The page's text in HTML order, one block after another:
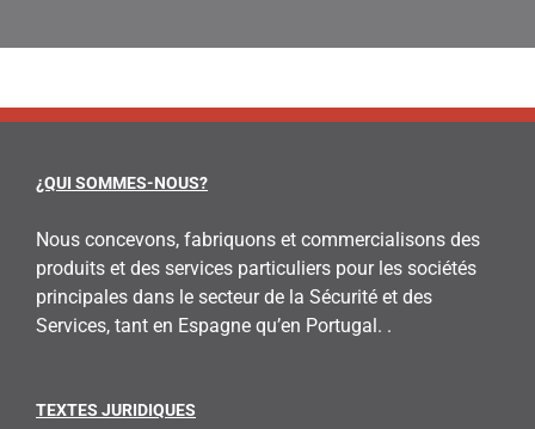
¿QUI SOMMES-NOUS?
Nous concevons, fabriquons et commercialisons des
produits et des services particuliers pour les sociétés
principales dans le secteur de la Sécurité et des
Services, tant en Espagne qu’en Portugal. .
TEXTES JURIDIQUES